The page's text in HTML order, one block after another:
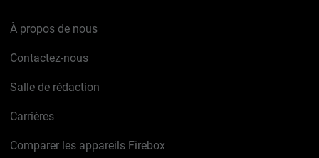
À propos de nous
Contactez-nous
Salle de rédaction
Carrières
Comparer les appareils Firebox